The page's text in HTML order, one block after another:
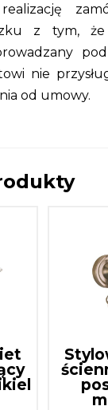
z tym,
nie
od umowy.